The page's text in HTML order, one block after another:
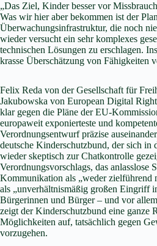
„Das Ziel, Kinder besser vor
Was wir hier aber bekommen ist der
Überwachungsinfrastruktur, die noch
wieder versucht ein sehr komplexes
technischen Lösungen zu erschlagen.
krasse Überschätzung von Fähigkeiten
Felix Reda von der Gesellschaft für
Jakubowska von European Digital
klar gegen die Pläne der EU-
europaweit exponierteste und
Verordnungsentwurf präzise
deutsche Kinderschutzbund, der sich in
wieder skeptisch zur Chatkontrolle
Verordnungsvorschlags, das anlasslose
Kommunikation als „weder zielführend
als „unverhältnismäßig großen Eingriff
Bürgerinnen und Bürger – und vor
zeigt der Kinderschutzbund eine ganze
Möglichkeiten auf, tatsächlich gegen
vorzugehen.